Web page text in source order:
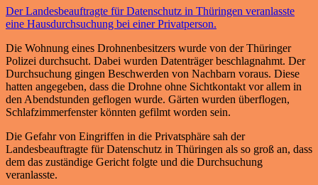
Der Landesbeauftragte für Datenschutz in Thüringen veranlasste
eine Hausdurchsuchung bei einer Privatperson.
Die Wohnung eines Drohnenbesitzers wurde von der Thüringer
Polizei durchsucht. Dabei wurden Datenträger beschlagnahmt. Der
Durchsuchung gingen Beschwerden von Nachbarn voraus. Diese
hatten angegeben, dass die Drohne ohne Sichtkontakt vor allem in
den Abendstunden geflogen wurde. Gärten wurden überflogen,
Schlafzimmerfenster könnten gefilmt worden sein.
Die Gefahr von Eingriffen in die Privatsphäre sah der
Landesbeauftragte für Datenschutz in Thüringen als so groß an, dass
dem das zuständige Gericht folgte und die Durchsuchung
veranlasste.